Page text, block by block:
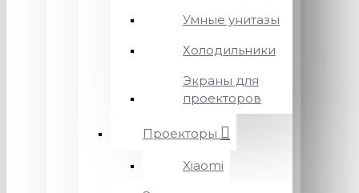
Умные унитазы
Холодильники
Экраны для
проекторов
Проекторы
Xiaomi